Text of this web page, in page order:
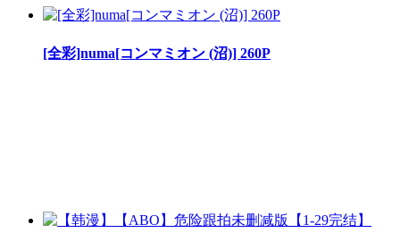
[全彩]numa[コンマミオン (沼)] 260P